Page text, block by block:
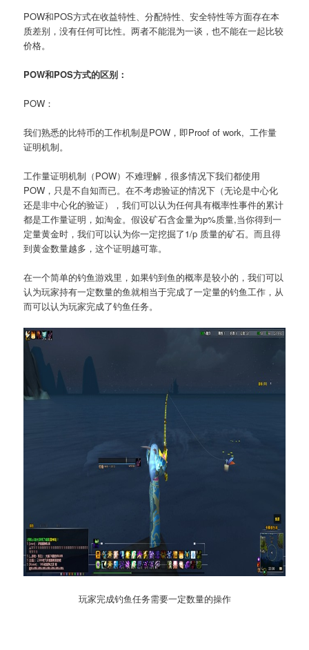
POW和POS方式在收益特性、分配特性、安全特性等方面存在本
质差别，没有任何可比性。两者不能混为一谈，也不能在一起比较
价格。
POW和POS方式的区别：
POW：
我们熟悉的比特币的工作机制是POW，即Proof of work, 工作量
证明机制。
工作量证明机制（POW）不难理解，很多情况下我们都使用
POW，只是不自知而已。在不考虑验证的情况下（无论是中心化
还是非中心化的验证），我们可以认为任何具有概率性事件的累计
都是工作量证明，如淘金。假设矿石含金量为p%质量,当你得到一
定量黄金时，我们可以认为你一定挖掘了1/p 质量的矿石。而且得
到黄金数量越多，这个证明越可靠。
在一个简单的钓鱼游戏里，如果钓到鱼的概率是较小的，我们可以
认为玩家持有一定数量的鱼就相当于完成了一定量的钓鱼工作，从
而可以认为玩家完成了钓鱼任务。
玩家完成钓鱼任务需要一定数量的操作